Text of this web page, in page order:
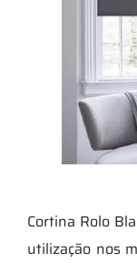
Cortina Rolo
utilização nos